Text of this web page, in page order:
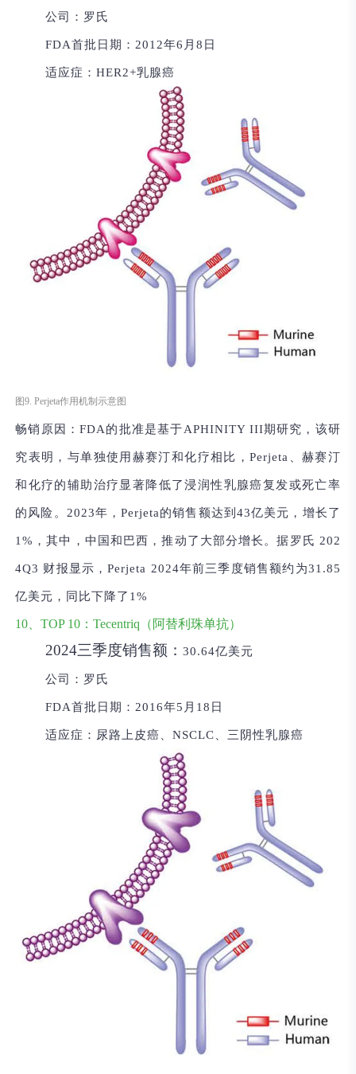
公司： 罗氏
FDA首批日期： 2012年6月8日
适应症：HER2+乳腺癌
图9. Perjeta作用机制示意图
畅销原因：FDA的批准是基于APHINITY III期研究，该研
究表明，与单独使用赫赛汀和化疗相比，Perjeta、赫赛汀
和化疗的辅助治疗显著降低了浸润性乳腺癌复发或死亡率
的风险。2023年，Perjeta的销售额达到43亿美元，增长了
1%，其中，中国和巴西，推动了大部分增长。据罗氏 202
4Q3 财报显示，Perjeta 2024年前三季度销售额约为31.85
亿美元，同比下降了1%
10、TOP 10：Tecentriq（阿替利珠单抗）
2024三季度销售额：30.64亿美元
公司： 罗氏
FDA首批日期： 2016年5月18日
适应症： 尿路上皮癌、NSCLC、三阴性乳腺癌